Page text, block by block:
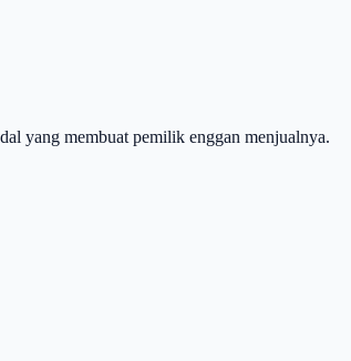
yang membuat pemilik enggan menjualnya.